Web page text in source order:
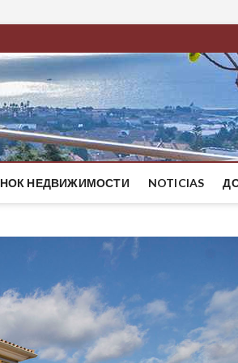
БАРСЕЛОНЫ
НЕДВИЖИМОСТИ NOTICIAS